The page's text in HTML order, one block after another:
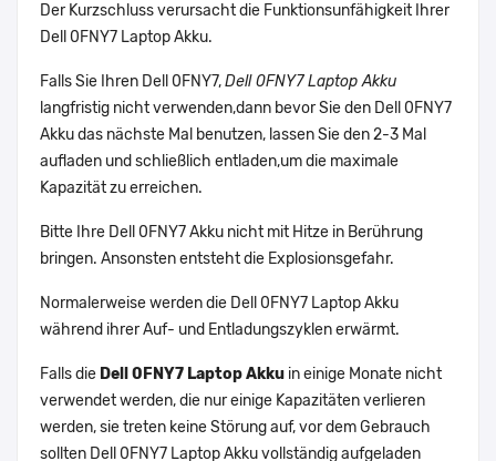
Der Kurzschluss verursacht die Funktionsunfähigkeit Ihrer
Dell 0FNY7 Laptop Akku.
Falls Sie Ihren Dell 0FNY7,Dell 0FNY7 Laptop Akku
langfristig nicht verwenden,dann bevor Sie den Dell 0FNY7
Akku das nächste Mal benutzen, lassen Sie den 2-3 Mal
aufladen und schließlich entladen,um die maximale
Kapazität zu erreichen.
Bitte Ihre Dell 0FNY7 Akku nicht mit Hitze in Berührung
bringen. Ansonsten entsteht die Explosionsgefahr.
Normalerweise werden die Dell 0FNY7 Laptop Akku
während ihrer Auf- und Entladungszyklen erwärmt.
Falls die Dell 0FNY7 Laptop Akku in einige Monate nicht
verwendet werden, die nur einige Kapazitäten verlieren
werden, sie treten keine Störung auf, vor dem Gebrauch
sollten Dell 0FNY7 Laptop Akku vollständig aufgeladen